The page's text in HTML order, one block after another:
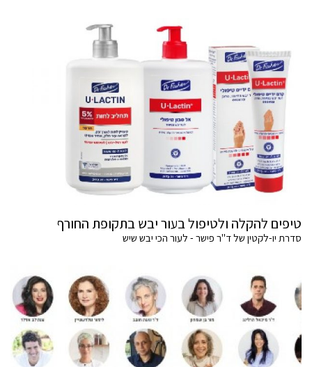
טיפים להקלה ולטיפול בעור יבש בתקופת החורף
סדרת יו-לקטין של ד"ר פישר - לעור הכי יבש שיש